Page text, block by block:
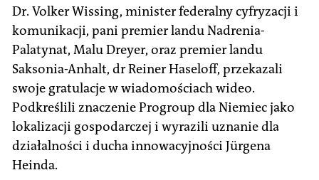
Dr. Volker Wissing, minister federalny cyfryzacji i
komunikacji, pani premier landu Nadrenia-
Palatynat, Malu Dreyer, oraz premier landu
Saksonia-Anhalt, dr Reiner Haseloff, przekazali
swoje gratulacje w wiadomościach wideo.
Podkreślili znaczenie Progroup dla Niemiec jako
lokalizacji gospodarczej i wyrazili uznanie dla
działalności i ducha innowacyjności Jürgena
Heinda.